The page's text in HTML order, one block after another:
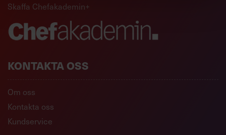
Skaffa Chefakademin+
KONTAKTA OSS
Om oss
Kontakta oss
Kundservice